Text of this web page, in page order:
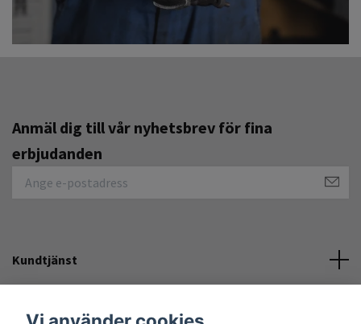
Anmäl dig till vår nyhetsbrev för fina
erbjudanden
Kundtjänst